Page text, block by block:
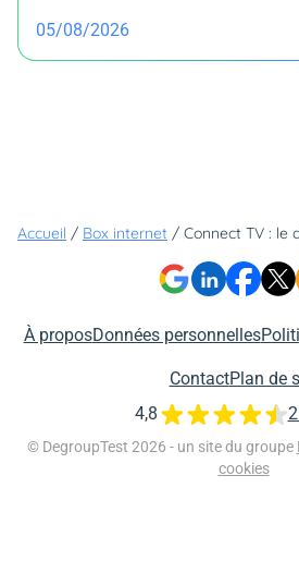
05/08/2026
Accueil / Box internet /
À proposDonnées personnelles
ContactPlan de
© DegroupTest 2026 - un site du groupe
cookies
4,8